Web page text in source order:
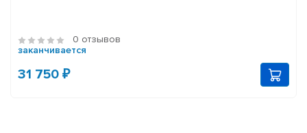
0 отзывов
заканчивается
31 750 ₽